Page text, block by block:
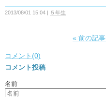
2013/08/01 15:04 ５年生
« 前の記事
コメント(0)
コメント投稿
名前